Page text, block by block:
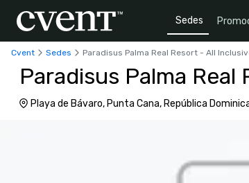
Sedes
Cvent Sedes Paradisus Palma Real Resort - All
Paradisus Palma
Playa de Bávaro, Punta Cana, República